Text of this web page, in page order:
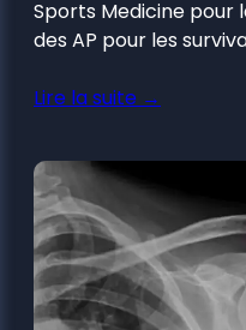
Sports Medicine pour
des AP pour les
Lire la suite →